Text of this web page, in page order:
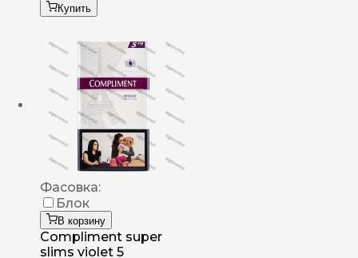
Купить
Фасовка:
Блок
В корзину
Compliment super
slims violet 5